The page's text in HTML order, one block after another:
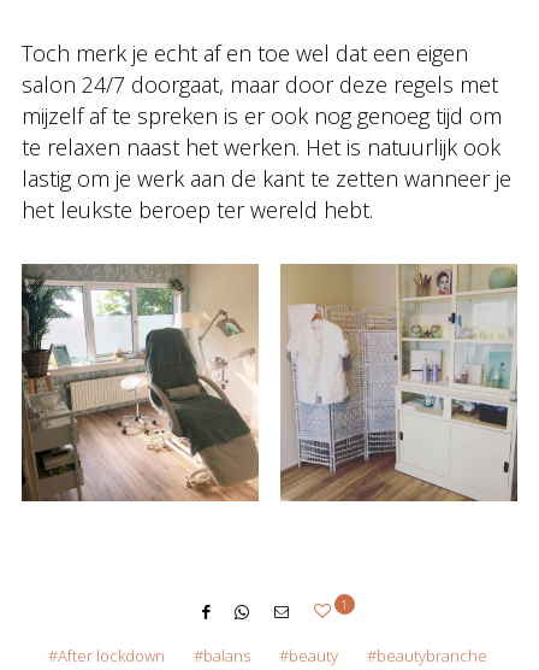
Toch merk je echt af en toe wel dat een eigen
salon 24/7 doorgaat, maar door deze regels met
mijzelf af te spreken is er ook nog genoeg tijd om
te relaxen naast het werken. Het is natuurlijk ook
lastig om je werk aan de kant te zetten wanneer je
het leukste beroep ter wereld hebt.
1
After lockdown balans beauty beautybranche